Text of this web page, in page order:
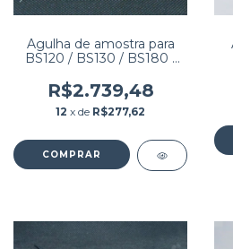
Agulha de amostra para
BS120 / BS130 / BS180 /
BS220 / BS220E / BS230 /
BS330 / BS330E PN:
BA40-30-61525
R$2.739,48
12 x de R$277,62